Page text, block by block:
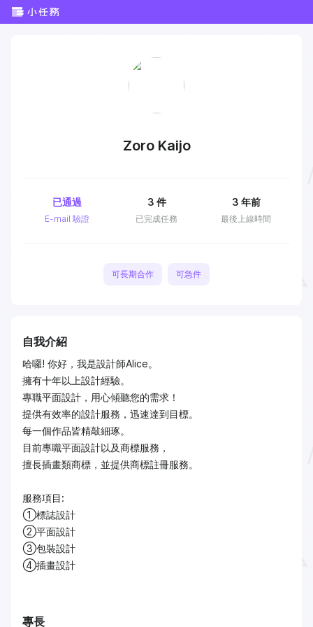
Zoro Kaijo
E-mail 驗證
已通過
已完成任務
3 件
最後上線時間
3 年前
可長期合作 可急件
自我介紹
哈囉! 你好，我是設計師Alice。
擁有十年以上設計經驗。
專職平面設計，用心傾聽您的需求！
提供有效率的設計服務，迅速達到目標。
每一個作品皆精敲細琢。
目前專職平面設計以及商標服務，
擅長插畫類商標，並提供商標註冊服務。
服務項目:
①標誌設計
②平面設計
③包裝設計
④插畫設計
專長